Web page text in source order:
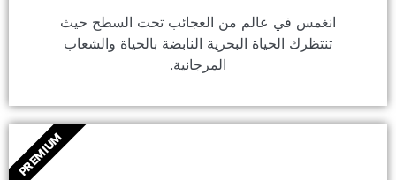
انغمس في عالم من العجائب تحت السطح حيث
تنتظرك الحياة البحرية النابضة بالحياة والشعاب
المرجانية.
PREMIUM